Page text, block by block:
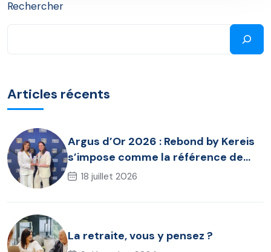
Rechercher
Articles récents
Argus d’Or 2026 : Rebond by Kereis
s’impose comme la référence de
l’assurance chômage dirigeant
18 juillet 2026
La retraite, vous y pensez ?